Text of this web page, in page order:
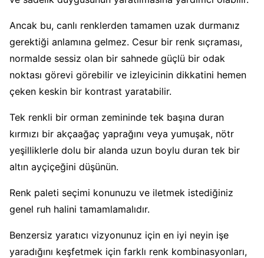
Ancak bu, canlı renklerden tamamen uzak durmanız
gerektiği anlamına gelmez. Cesur bir renk sıçraması,
normalde sessiz olan bir sahnede güçlü bir odak
noktası görevi görebilir ve izleyicinin dikkatini hemen
çeken keskin bir kontrast yaratabilir.
Tek renkli bir orman zemininde tek başına duran
kırmızı bir akçaağaç yaprağını veya yumuşak, nötr
yeşilliklerle dolu bir alanda uzun boylu duran tek bir
altın ayçiçeğini düşünün.
Renk paleti seçimi konunuzu ve iletmek istediğiniz
genel ruh halini tamamlamalıdır.
Benzersiz yaratıcı vizyonunuz için en iyi neyin işe
yaradığını keşfetmek için farklı renk kombinasyonları,